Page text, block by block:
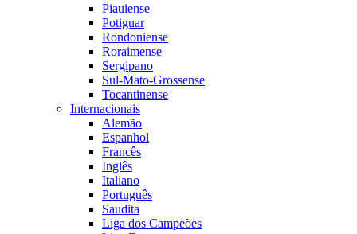
Piauiense
Potiguar
Rondoniense
Roraimense
Sergipano
Sul-Mato-Grossense
Tocantinense
Internacionais
Alemão
Espanhol
Francês
Inglês
Italiano
Português
Saudita
Liga dos Campeões